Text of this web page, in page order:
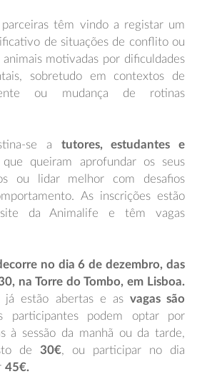
têm vindo a registar um
de situações de conflito ou
motivadas por dificuldades
sobretudo em contextos de
ou mudança de rotinas
se a tutores, estudantes e
queiram aprofundar os seus
ou lidar melhor com desafios
As inscrições estão
da Animalife e têm vagas
no dia 6 de dezembro, das
na Torre do Tombo, em Lisboa.
já estão abertas e as vagas são
participantes podem optar por
à sessão da manhã ou da tarde,
de 30€, ou participar no dia
45€.